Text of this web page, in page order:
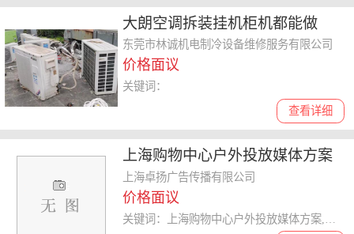
大朗空调拆装挂机柜机都能做
东莞市林诚机电制冷设备维修服务有限公司
价格面议
查看详细
关键词：
上海购物中心户外投放媒体方案
来电咨询 卓扬广告供应
上海卓扬广告传播有限公司
价格面议